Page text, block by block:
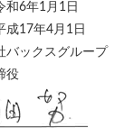
和6年1月1日
成17年4月1日
バックスグループ
役